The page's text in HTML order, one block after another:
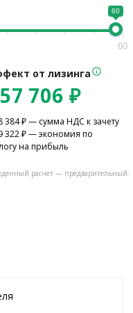
60
60
от лизинга
706 ₽
384₽ — сумма НДС к зачету
322₽ — экономия по
на прибыль
расчет — предварительный.